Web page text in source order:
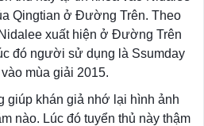
Qingtian ở Đường Trên. Theo
xuất hiện ở Đường Trên
đó người sử dụng là Ssumday
mùa giải 2015.
giúp khán giả nhớ lại hình ảnh
nào. Lúc đó tuyển thủ này thậm